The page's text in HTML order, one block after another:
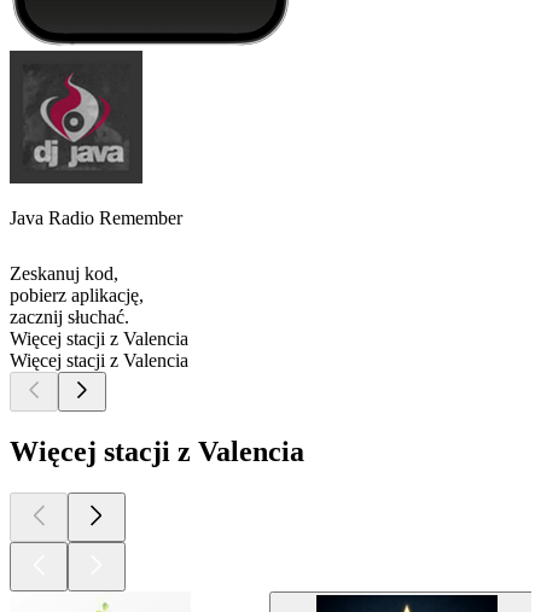
Java Radio Remember
Zeskanuj kod,
pobierz aplikację,
zacznij słuchać.
Więcej stacji z Valencia
Więcej stacji z Valencia
Więcej stacji z Valencia